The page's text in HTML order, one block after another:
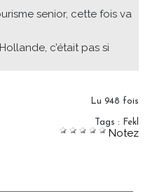
senior, cette fois va
c’était pas si
Lu 948 fois
Tags : Fekl
Notez